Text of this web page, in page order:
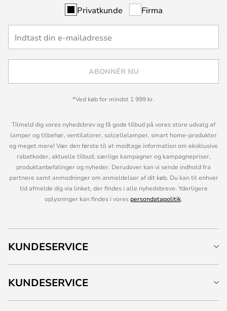
Privatkunde Firma
ABONNÉR NU
*Ved køb for mindst 1 999 kr.
Tilmeld dig vores nyhedsbrev og få gode tilbud på vores store udvalg af
lamper og tilbehør, ventilatorer, solcellelamper, smart home-produkter
og meget mere! Vær den første til at modtage information om eksklusive
rabatkoder, aktuelle tilbud, særlige kampagner og kampagnepriser,
produktanbefalinger og nyheder. Derudover kan vi sende indhold fra
partnere samt anmodninger om anmeldelser af dit køb. Du kan til enhver
tid afmelde dig via linket, der findes i alle nyhedsbreve. Yderligere
oplysninger kan findes i vores persondatapolitik.
KUNDESERVICE
KUNDESERVICE